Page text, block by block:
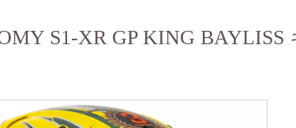
S1-XR GP KING